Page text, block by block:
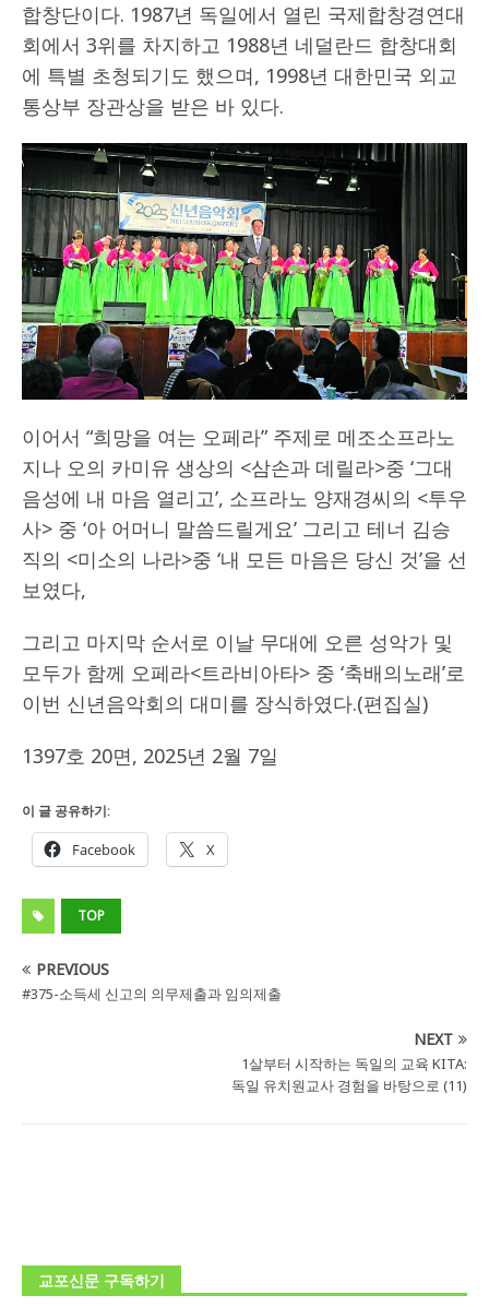
합창단이다. 1987년 독일에서 열린 국제합창경연대
회에서 3위를 차지하고 1988년 네덜란드 합창대회
에 특별 초청되기도 했으며, 1998년 대한민국 외교
통상부 장관상을 받은 바 있다.
이어서 “희망을 여는 오페라” 주제로 메조소프라노
지나 오의 카미유 생상의 <삼손과 데릴라>중 ‘그대
음성에 내 마음 열리고’, 소프라노 양재경씨의 <투우
사> 중 ‘아 어머니 말씀드릴게요’ 그리고 테너 김승
직의 <미소의 나라>중 ‘내 모든 마음은 당신 것’을 선
보였다,
그리고 마지막 순서로 이날 무대에 오른 성악가 및
모두가 함께 오페라<트라비아타> 중 ‘축배의노래’로
이번 신년음악회의 대미를 장식하였다.(편집실)
1397호 20면, 2025년 2월 7일
이 글 공유하기:
Facebook X
TOP
PREVIOUS
#375-소득세 신고의 의무제출과 임의제출
NEXT
1살부터 시작하는 독일의 교육 KITA:
독일 유치원교사 경험을 바탕으로 (11)
교포신문 구독하기